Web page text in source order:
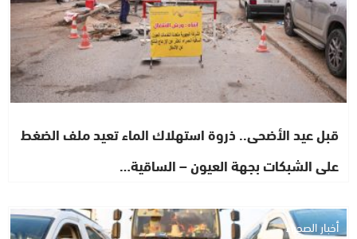
قبل عيد الأضحى.. ذروة استهلاك الماء تعيد ملف الضغط
على الشبكات بجهة العيون – الساقية…
أخبار الصحراء